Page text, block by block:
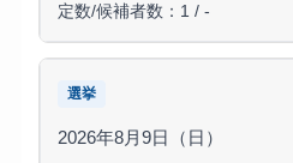
定数/候補者数：1 / -
選挙
2026年8月9日（日）